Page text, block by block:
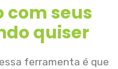
com seus
quiser
ferramenta é que